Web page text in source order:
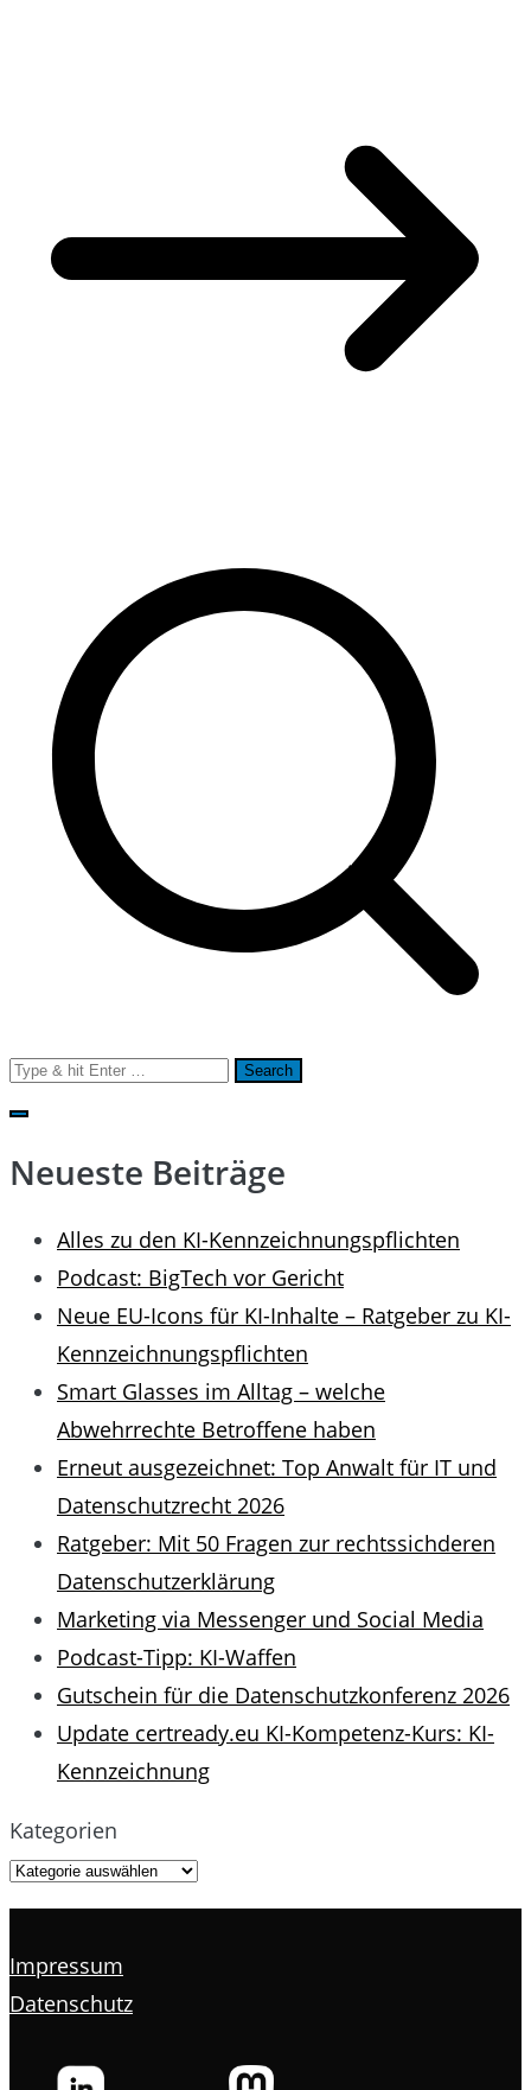
Search
for:
Neueste Beiträge
Alles zu den KI-Kennzeichnungspflichten
Podcast: BigTech vor Gericht
Neue EU-Icons für KI-Inhalte – Ratgeber zu KI-
Kennzeichnungspflichten
Smart Glasses im Alltag – welche
Abwehrrechte Betroffene haben
Erneut ausgezeichnet: Top Anwalt für IT und
Datenschutzrecht 2026
Ratgeber: Mit 50 Fragen zur rechtssichderen
Datenschutzerklärung
Marketing via Messenger und Social Media
Podcast-Tipp: KI-Waffen
Gutschein für die Datenschutzkonferenz 2026
Update certready.eu KI-Kompetenz-Kurs: KI-
Kennzeichnung
Kategorien
Impressum
Datenschutz